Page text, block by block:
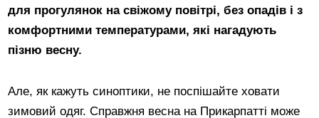
для прогулянок на свіжому повітрі, без опадів і з
комфортними температурами, які нагадують
пізню весну.
Але, як кажуть синоптики, не поспішайте ховати
зимовий одяг. Справжня весна на Прикарпатті може